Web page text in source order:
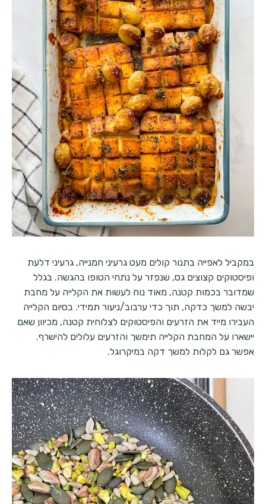
במקביל לאפייה בתנור קולים מעט גרעיני חמנייה, גרעיני דלעת
ופיסטוקים קצוצים גס, שנפזר על נתחי הטופו בהגשה. בגלל
שמדובר בכמות קטנה, מאוד נוח לעשות את הקלייה על מחבת
יבשה למשך כדקה, תוך כדי ערבוב/ניעור תמידי. בסיום הקלייה
העבירו מייד את הזרעים והפיסטוקים לצלוחית קטנה, מכיוון שאם
יישארו על המחבת הקלייה תימשך והזרעים עלולים להישרף.
אפשר גם לקלות למשך דקה במיקרוגל.